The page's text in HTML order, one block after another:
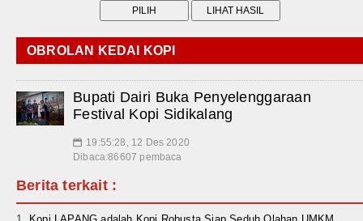
OBROLAN KEDAI KOPI
Bupati Dairi Buka Penyelenggaraan
Festival Kopi Sidikalang
📅 19:55:28, 12 Des 2020
Dibaca:86607 pembaca
Berita terkait :